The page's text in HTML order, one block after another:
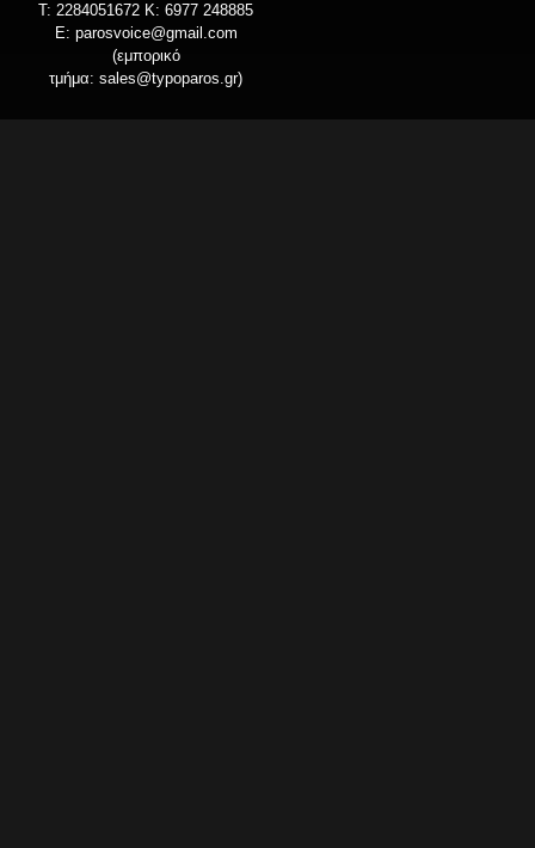
T: 2284051672 Κ: 6977 248885
E: parosvoice@gmail.com
(εμπορικό
τμήμα: sales@typoparos.gr)